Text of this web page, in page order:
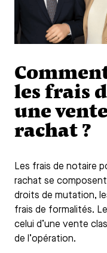
les frais
une
rachat ?
Les frais de notaire
rachat se
droits de mutation,
frais de formalités.
celui d’une vente
de l’opération.